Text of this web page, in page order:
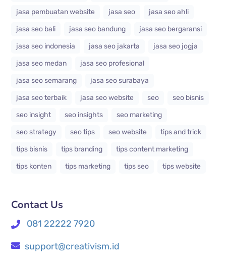
jasa pembuatan website
jasa seo
jasa seo ahli
jasa seo bali
jasa seo bandung
jasa seo bergaransi
jasa seo indonesia
jasa seo jakarta
jasa seo jogja
jasa seo medan
jasa seo profesional
jasa seo semarang
jasa seo surabaya
jasa seo terbaik
jasa seo website seo
seo bisnis
seo insight
seo insights
seo marketing
seo strategy
seo tips seo website
tips and trick
tips bisnis
tips branding
tips content marketing
tips konten
tips marketing tips seo tips website
Contact Us
081 22222 7920
support@creativism.id